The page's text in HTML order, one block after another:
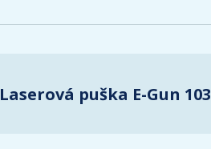
Laserová puška E-Gun 103